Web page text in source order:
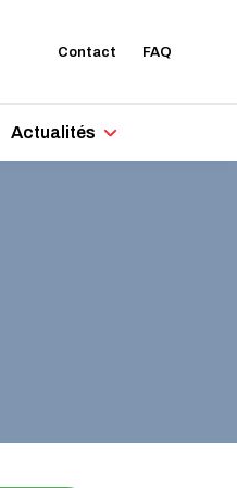
Contact FAQ
Actualités